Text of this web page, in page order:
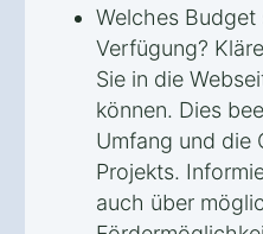
Welches
Verfügung?
Sie in die
können. Dies
Umfang und die
Projekts.
auch über